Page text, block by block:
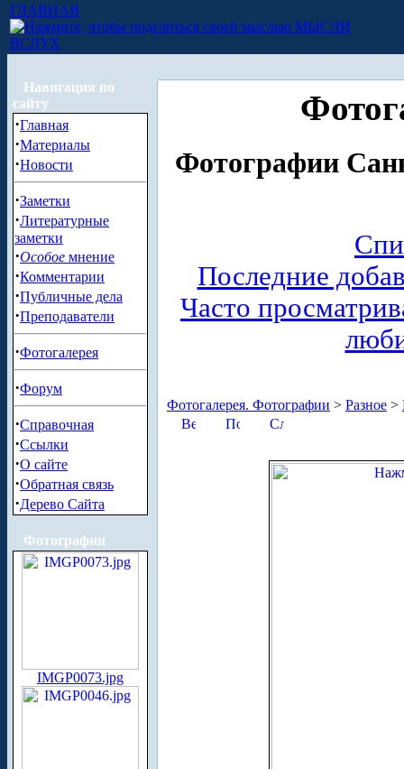
ГЛАВНАЯ
МЫСЛИ
ВСЛУХ
Навигация по
сайту
·Главная
·Материалы
·Новости
·Заметки
·Литературные
заметки
·Особое мнение
·Комментарии
·Публичные дела
·Преподаватели
·Фотогалерея
·Форум
·Справочная
·Ссылки
·О сайте
·Обратная связь
·Дерево Сайта
Фотографии
IMGP0073.jpg
Фотографии
Последние
Часто
Фотогалерея. Фотографии > Разное >